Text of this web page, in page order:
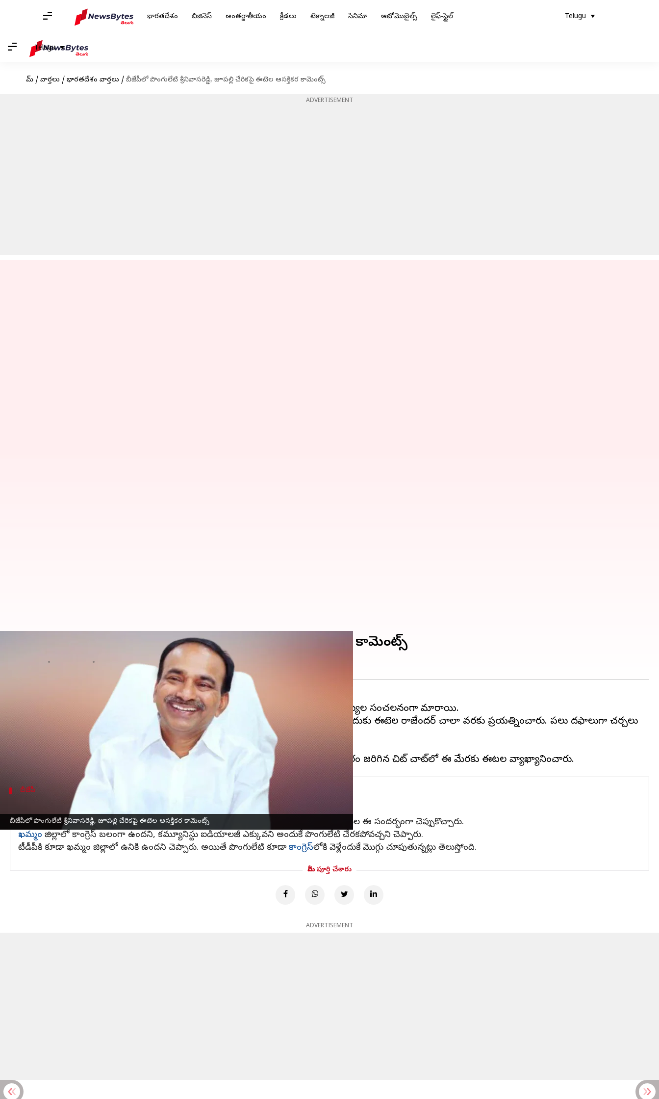
భారతదేశం బిజినెస్ అంతర్జాతీయం క్రీడలు టెక్నాలజీ సినిమా ఆటోమొబైల్స్ లైఫ్-స్టైల్ Telugu
Telugu
హోమ్ / వార్తలు / భారతదేశం వార్తలు / బీజేపీలో పొంగులేటి శ్రీనివాసరెడ్డి, జూపల్లి చేరికపై ఈటెల ఆసక్తికర కామెంట్స్
ADVERTISEMENT
బీజేపీలో పొంగులేటి శ్రీనివాసరెడ్డి, జూపల్లి చేరికపై ఈటెల ఆసక్తికర కామెంట్స్
బీజేపీలో పొంగులేటి శ్రీనివాసరెడ్డి, జూపల్లి చేరికపై ఈటెల ఆసక్తికర కామెంట్స్
చేరికల కమిటీ ఛైర్మన్, హుజూరాబాద్‌ ఎమ్మెల్యేఈటల రాజేందర్‌సోమవారం చేసిన వ్యాఖ్యల సంచలనంగా మారాయి.
మాజీ ఎంపీ
పొంగులేటి శ్రీనివాస్‌రెడ్డి
, మాజీ మంత్రి జూపల్లి కృష్ణారావును బీజేపీలోకి తీసుకొచ్చేందుకు ఈటెల రాజేందర్‌ చాలా వరకు ప్రయత్నించారు. పలు దఫాలుగా చర్చలు
కూడా జరిపారు.
ఈ క్రమంలో పొంగులేటి, జూపల్లి బీజేపీలో చేరికపై ఆసక్తిగా లేరనే ప్రచారం జరిగింది.
బీజేపీ
ఖమ్మం జిల్లాలో బలంగా కాంగ్రెస్: ఈటల
మాజీ ఎంపీ పొంగులేటి శ్రీనివాసరెడ్డి బీజేపీలో చేరడానికి ఎందుకు ఆలోచిస్తున్నరనే విషయాన్ని కూడా ఈటల ఈ సందర్భంగా చెప్పుకొచ్చారు.
ఖమ్మం జిల్లాలో కాంగ్రెస్ బలంగా ఉందని, కమ్యూనిస్టు ఐడియాలజీ ఎక్కువని అందుకే పొంగులేటి చేరకపోవచ్చని చెప్పారు.
టీడీపీకి కూడా ఖమ్మం జిల్లాలో ఉనికి ఉందని చెప్పారు. అయితే పొంగులేటి కూడా కాంగ్రెస్‌లోకి వెళ్లేందుకే మొగ్గు చూపుతున్నట్లు తెలుస్తోంది.
మీరు పూర్తి చేశారు
ADVERTISEMENT